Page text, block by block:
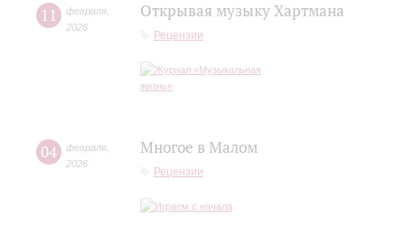
11 февраля
2026
Открывая музыку Хартмана
Рецензии
04 февраля
2026
Многое в Малом
Рецензии